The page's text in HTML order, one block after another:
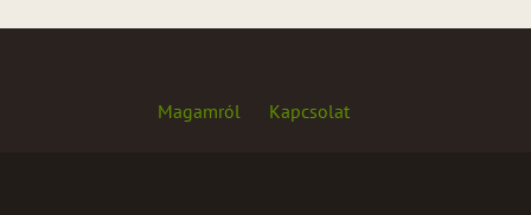
Magamról Kapcsolat